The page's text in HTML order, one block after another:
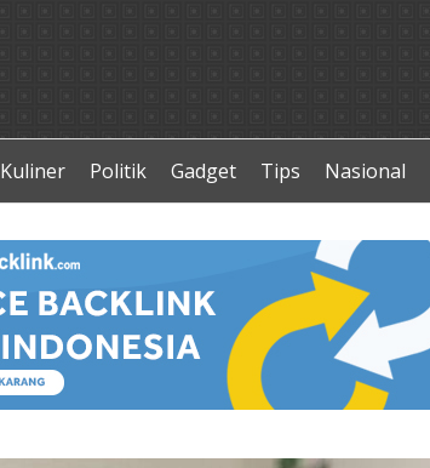
Kuliner Politik Gadget Tips Nasional